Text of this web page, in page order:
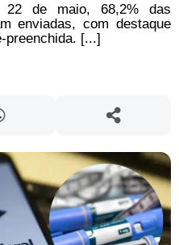
de maio, 68,2% das
enviadas, com destaque
preenchida. [...]